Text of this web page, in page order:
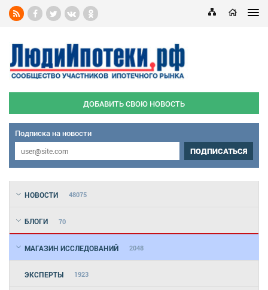
ДОБАВИТЬ СВОЮ НОВОСТЬ
Подписка на новости
ПОДПИСАТЬСЯ
НОВОСТИ 48075
БЛОГИ 70
МАГАЗИН ИССЛЕДОВАНИЙ 2048
ЭКСПЕРТЫ 1923